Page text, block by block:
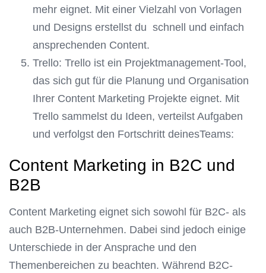
mehr eignet. Mit einer Vielzahl von Vorlagen
und Designs erstellst du schnell und einfach
ansprechenden Content.
Trello: Trello ist ein Projektmanagement-Tool,
das sich gut für die Planung und Organisation
Ihrer Content Marketing Projekte eignet. Mit
Trello sammelst du Ideen, verteilst Aufgaben
und verfolgst den Fortschritt deinesTeams:
Content Marketing in B2C und
B2B
Content Marketing eignet sich sowohl für B2C- als
auch B2B-Unternehmen. Dabei sind jedoch einige
Unterschiede in der Ansprache und den
Themenbereichen zu beachten. Während B2C-